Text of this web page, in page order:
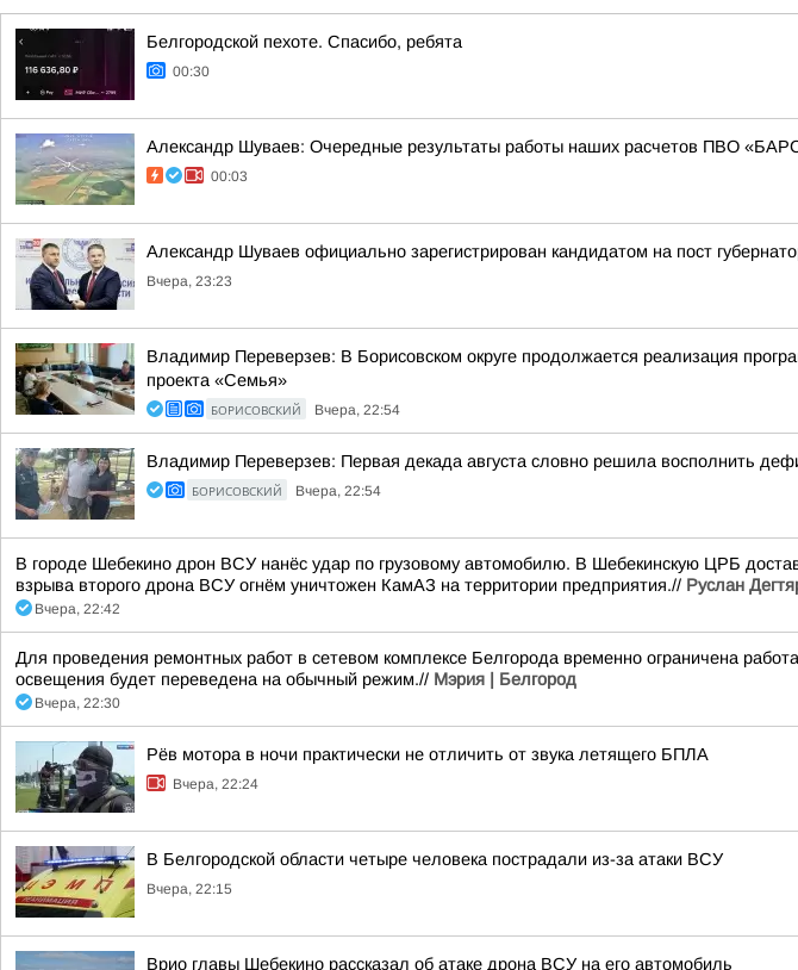
Белгородской пехоте. Спасибо, ребята
00:30
Александр Шуваев: Очередные результаты работы наших расчетов ПВО
00:03
Александр Шуваев официально зарегистрирован кандидатом на пост
Вчера, 23:23
Владимир Переверзев: В Борисовском округе продолжается реализация
проекта «Семья»
БОРИСОВСКИЙ Вчера, 22:54
Владимир Переверзев: Первая декада августа словно решила восполнить
БОРИСОВСКИЙ Вчера, 22:54
В городе Шебекино дрон ВСУ нанёс удар по грузовому автомобилю. В Шебекинскую ЦРБ
взрыва второго дрона ВСУ огнём уничтожен КамАЗ на территории предприятия.// Руслан
Вчера, 22:42
Для проведения ремонтных работ в сетевом комплексе Белгорода временно ограничена
освещения будет переведена на обычный режим.// Мэрия | Белгород
Вчера, 22:30
Рёв мотора в ночи практически не отличить от звука летящего БПЛА
Вчера, 22:24
В Белгородской области четыре человека пострадали из-за атаки ВСУ
Вчера, 22:15
Врио главы Шебекино рассказал об атаке дрона ВСУ на его автомобиль